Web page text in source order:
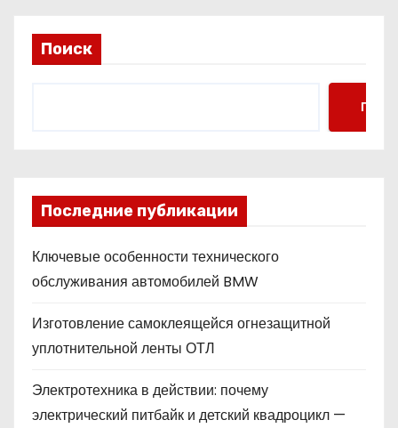
Поиск
Поиск
Последние публикации
Ключевые особенности технического
обслуживания автомобилей BMW
Изготовление самоклеящейся огнезащитной
уплотнительной ленты ОТЛ
Электротехника в действии: почему
электрический питбайк и детский квадроцикл —